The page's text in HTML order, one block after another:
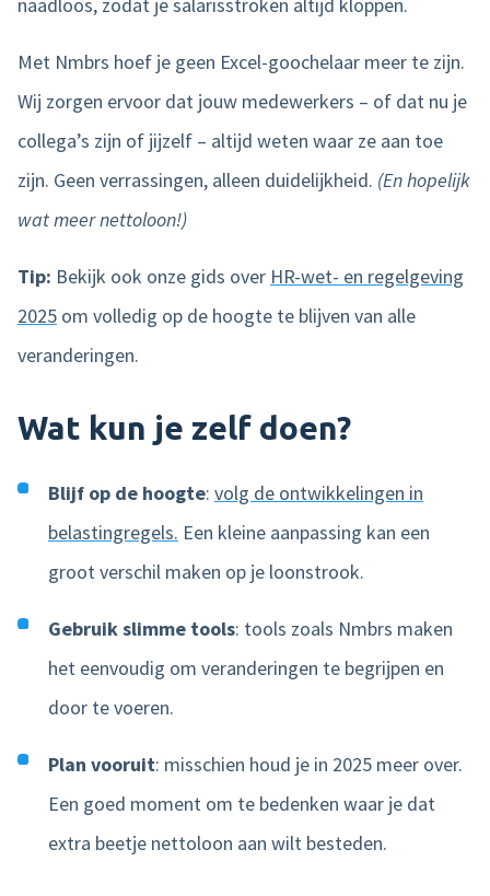
naadloos, zodat je salarisstroken altijd kloppen.
Met Nmbrs hoef je geen Excel-goochelaar meer te zijn.
Wij zorgen ervoor dat jouw medewerkers – of dat nu je
collega’s zijn of jijzelf – altijd weten waar ze aan toe
zijn. Geen verrassingen, alleen duidelijkheid. (En hopelijk
wat meer nettoloon!)
Tip: Bekijk ook onze gids over HR-wet- en regelgeving
2025 om volledig op de hoogte te blijven van alle
veranderingen.
Wat kun je zelf doen?
Blijf op de hoogte: volg de ontwikkelingen in
belastingregels. Een kleine aanpassing kan een
groot verschil maken op je loonstrook.
Gebruik slimme tools: tools zoals Nmbrs maken
het eenvoudig om veranderingen te begrijpen en
door te voeren.
Plan vooruit: misschien houd je in 2025 meer over.
Een goed moment om te bedenken waar je dat
extra beetje nettoloon aan wilt besteden.